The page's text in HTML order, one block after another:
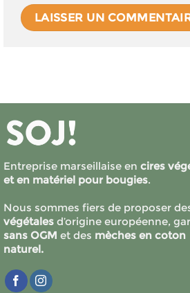
Entreprise marseillaise en cires
et en matériel pour bougies.
Nous sommes fiers de proposer
végétales d’origine européenne,
sans OGM et des mèches en coton
naturel.